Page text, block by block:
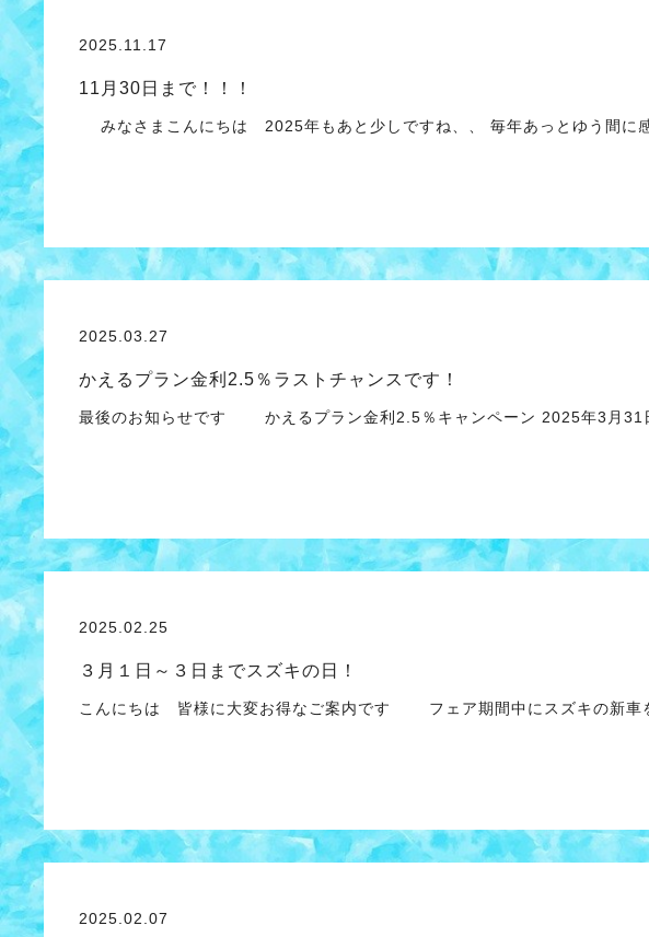
2025.11.17
11月30日まで！！！
みなさまこんにちは 2025年もあと少しですね、、 毎年あっとゆう間に
2025.03.27
かえるプラン金利2.5％ラストチャンスです！
最後のお知らせです かえるプラン金利2.5％キャンペーン 2025年3月31
2025.02.25
３月１日～３日までスズキの日！
こんにちは 皆様に大変お得なご案内です フェア期間中にスズキの新車
2025.02.07